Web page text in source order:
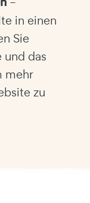
in einen
Sie
das
mehr
zu